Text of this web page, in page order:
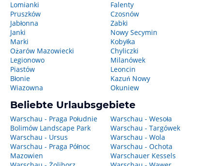
Lomianki
Pruszków
Jabłonna
Janki
Marki
Ożarów Mazowiecki
Legionowo
Piastów
Błonie
Wiazowna
Falenty
Czosnów
Zabki
Nowy Secymin
Kobyłka
Chyliczki
Milanówek
Leoncin
Kazuń Nowy
Okuniew
Beliebte Urlaubsgebiete
Warschau - Praga Południe
Bolimów Landscape Park
Warschau - Ursus
Warschau - Praga Północ
Mazowien
Warschau - Wesoła
Warschau - Targówek
Warschau - Wola
Warschau - Ochota
Warschauer Kessels